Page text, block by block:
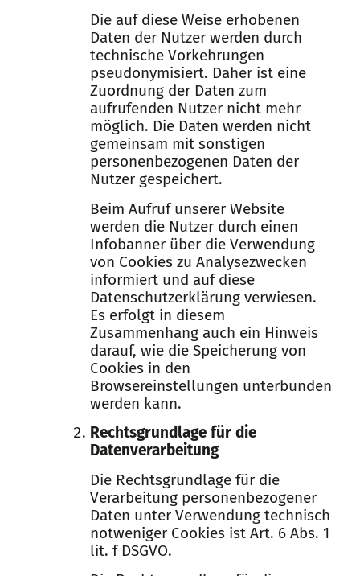
Die auf diese Weise erhobenen
Daten der Nutzer werden durch
technische Vorkehrungen
pseudonymisiert. Daher ist eine
Zuordnung der Daten zum
aufrufenden Nutzer nicht mehr
möglich. Die Daten werden nicht
gemeinsam mit sonstigen
personenbezogenen Daten der
Nutzer gespeichert.
Beim Aufruf unserer Website
werden die Nutzer durch einen
Infobanner über die Verwendung
von Cookies zu Analysezwecken
informiert und auf diese
Datenschutzerklärung verwiesen.
Es erfolgt in diesem
Zusammenhang auch ein Hinweis
darauf, wie die Speicherung von
Cookies in den
Browsereinstellungen unterbunden
werden kann.
Rechtsgrundlage für die
Datenverarbeitung
Die Rechtsgrundlage für die
Verarbeitung personenbezogener
Daten unter Verwendung technisch
notweniger Cookies ist Art. 6 Abs. 1
lit. f DSGVO.